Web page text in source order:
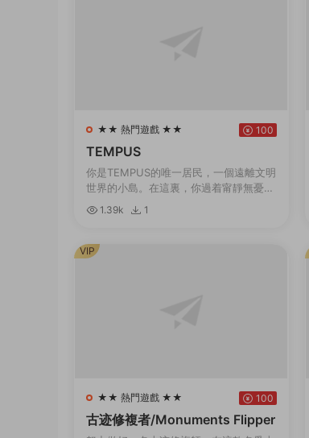
★★ 熱門遊戲 ★★ 100
TEMPUS
你是TEMPUS的唯一居民，一個遠離文明
世界的小島。在這裏，你過着甯靜無憂無
光出現，伴随着雷鳴般的聲音。從那一刻
1.39k 1
★★ 熱門遊戲 ★★ 100
古迹修複者/Monuments Flipper
VIP